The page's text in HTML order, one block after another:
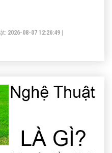
2026-08-07 12:26:49